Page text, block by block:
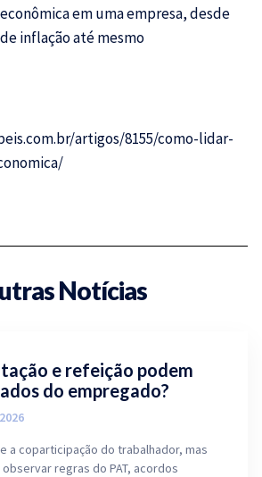
em uma empresa, desde
inflação até mesmo
artigos/8155/como-lidar-
Notícias
e refeição podem
do empregado?
a coparticipação do trabalhador, mas
regras do PAT, acordos